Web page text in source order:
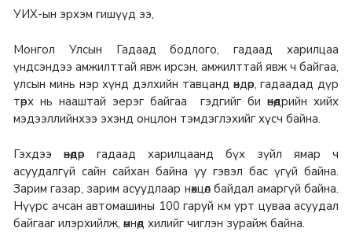
УИХ-ын эрхэм гишүүд ээ,
Монгол Улсын Гадаад бодлого, гадаад харилцаа
үндсэндээ амжилттай явж ирсэн, амжилттай явж ч байгаа,
улсын минь нэр хүнд дэлхийн тавцанд өндөр, гадаадад дүр
төрх нь нааштай эерэг байгаа гэдгийг би өнөөдрийн хийх
мэдээллийнхээ эхэнд онцлон тэмдэглэхийг хүсч байна.
Гэхдээ өнөөдөр гадаад харилцаанд бүх зүйл ямар ч
асуудалгүй сайн сайхан байна уу гэвэл бас үгүй байна.
Зарим газар, зарим асуудлаар нөхцөл байдал амаргүй байна.
Нүүрс ачсан автомашины 100 гаруй км урт цуваа асуудал
байгааг илэрхийлж, өмнөд хилийг чиглэн зурайж байна.